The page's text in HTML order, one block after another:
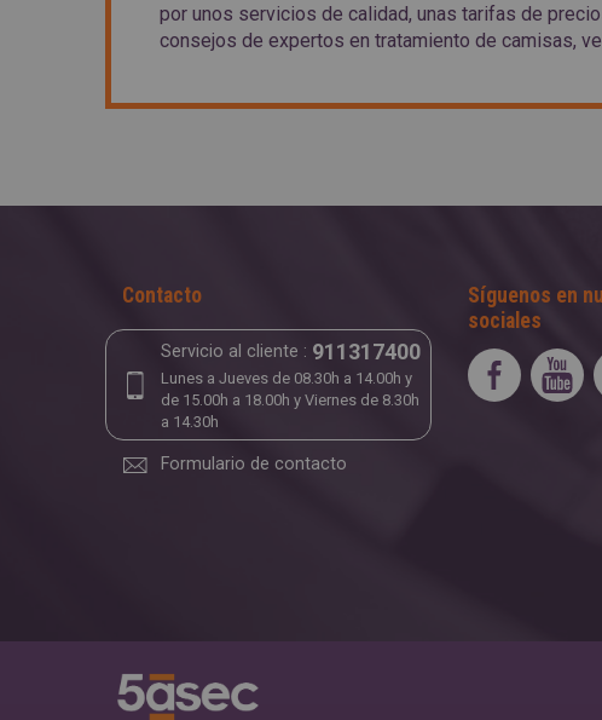
por unos servicios de calidad, unas tarifas de
consejos de expertos en tratamiento de camisas,
Contacto
Servicio al cliente : 911317400
Lunes a Jueves de 08.30h a 14.00h y
de 15.00h a 18.00h y Viernes de 8.30h
a 14.30h
Formulario de contacto
Síguenos en
sociales